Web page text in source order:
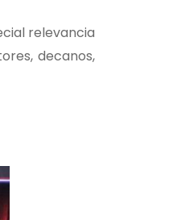
relevancia
decanos,